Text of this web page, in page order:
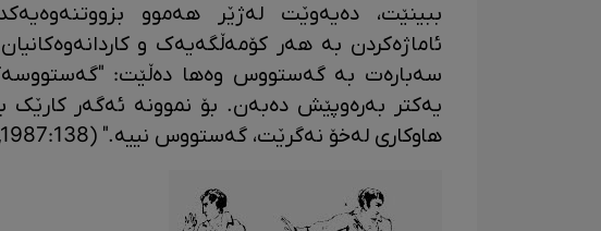
ببینێت، دەیەوێت لەژێر هەموو
سەبارەت بە گەستووس وەها دەڵێت:
یەکتر بەرەوپێش دەبەن. بۆ نموونە ئەگەر
هاوکاری لەخۆ نەگرێت، گەستووس نییە." (Brecht,1987:138)